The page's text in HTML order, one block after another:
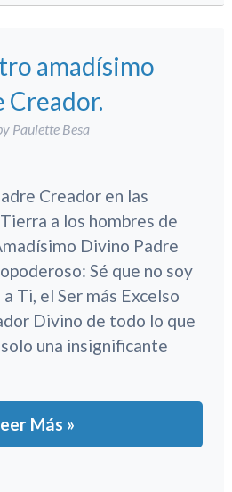
amadísimo
Creador.
Paulette Besa
Creador en las
a los hombres de
Divino Padre
Sé que no soy
Ti, el Ser más Excelso
Divino de todo lo que
una insignificante
Más »